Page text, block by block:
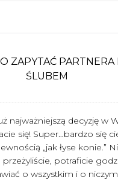
ZAPYTAĆ PARTNERA
ŚLUBEM
najważniejszą decyzję w
się! Super…bardzo się
„jak łyse konie.”
przeżyliście, potraficie
o wszystkim i o